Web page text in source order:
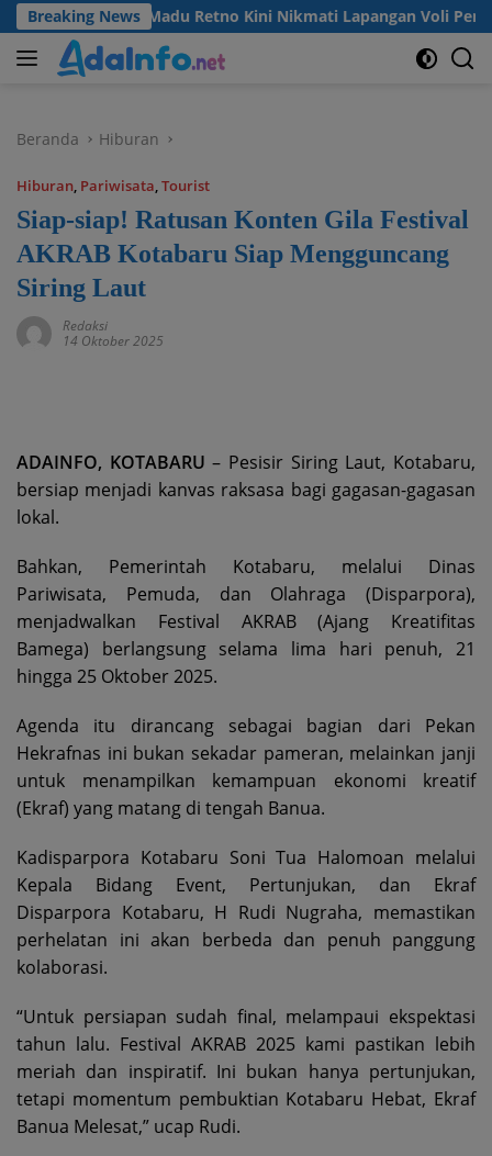
Langsung
ke
konten
Breaking News
Warga Desa Madu Retno Kini Nikmati Lapangan Voli
Beranda Hiburan
Hiburan, Pariwisata,Tourist
Siap-siap! Ratusan Konten Gila Festival
AKRAB Kotabaru Siap Mengguncang
Siring Laut
Redaksi
14 Oktober 2025
ADAINFO, KOTABARU – Pesisir Siring Laut, Kotabaru,
bersiap menjadi kanvas raksasa bagi gagasan-gagasan
lokal.
Bahkan, Pemerintah Kotabaru, melalui Dinas
Pariwisata, Pemuda, dan Olahraga (Disparpora),
menjadwalkan Festival AKRAB (Ajang Kreatifitas
Bamega) berlangsung selama lima hari penuh, 21
hingga 25 Oktober 2025.
Agenda itu dirancang sebagai bagian dari Pekan
Hekrafnas ini bukan sekadar pameran, melainkan janji
untuk menampilkan kemampuan ekonomi kreatif
(Ekraf) yang matang di tengah Banua.
Kadisparpora Kotabaru Soni Tua Halomoan melalui
Kepala Bidang Event, Pertunjukan, dan Ekraf
Disparpora Kotabaru, H Rudi Nugraha, memastikan
perhelatan ini akan berbeda dan penuh panggung
kolaborasi.
“Untuk persiapan sudah final, melampaui ekspektasi
tahun lalu. Festival AKRAB 2025 kami pastikan lebih
meriah dan inspiratif. Ini bukan hanya pertunjukan,
tetapi momentum pembuktian Kotabaru Hebat, Ekraf
Banua Melesat,” ucap Rudi.